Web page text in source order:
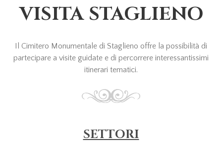
VISITA STAGLIENO
Il Cimitero Monumentale di Staglieno offre la possibilità di
partecipare a visite guidate e di percorrere interessantissimi
itinerari tematici.
SETTORI